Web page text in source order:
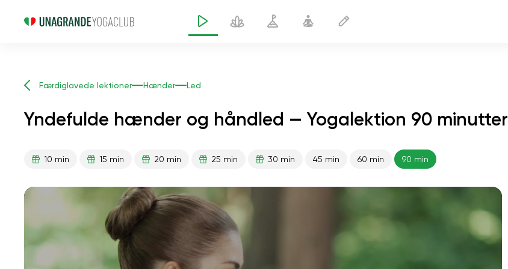
Færdiglavede lektioner Hænder Led
Yndefulde hænder og håndled — Yogalektion 90 minutter
10 min 15 min 20 min 25 min 30 min 45 min 60 min 90 min